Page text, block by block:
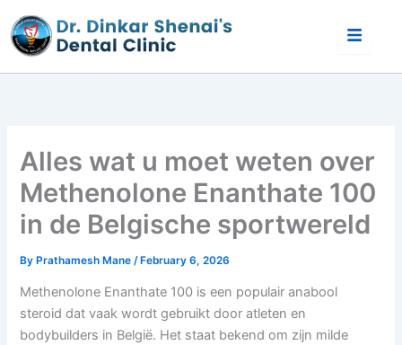
to
content
Alles wat u moet weten over
Methenolone Enanthate 100
in de Belgische sportwereld
ByPrathamesh Mane/February 6, 2026
Methenolone Enanthate 100 is een populair anabool
steroid dat vaak wordt gebruikt door atleten en
bodybuilders in België. Het staat bekend om zijn milde